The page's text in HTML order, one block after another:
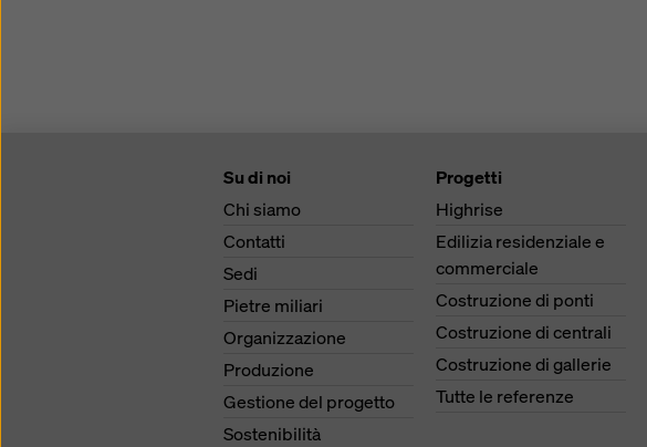
Su di noi
Chi siamo
Contatti
Sedi
Pietre miliari
Organizzazione
Produzione
Gestione del progetto
Sostenibilità
Progetti
Highrise
Edilizia residenziale e
commerciale
Costruzione di ponti
Costruzione di centrali
Costruzione di gallerie
Tutte le referenze